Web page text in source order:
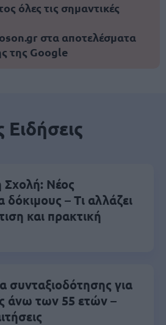
όλες τις σημαντικές
στα αποτελέσματα
της Google
Ειδήσεις
Σχολή: Νέος
δόκιμους – Τι αλλάζει
και πρακτική
συνταξιοδότησης για
άνω των 55 ετών –